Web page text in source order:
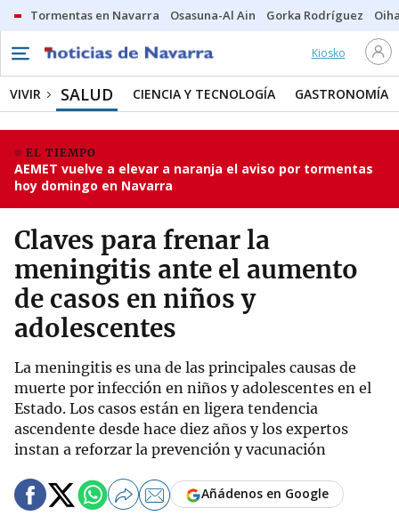
Tormentas en Navarra Osasuna-Al Ain Gorka Rodríguez
Kiosko
VIVIR SALUD CIENCIA Y TECNOLOGÍA GASTRONOMÍA
EL TIEMPO
AEMET vuelve a elevar a naranja el aviso por tormentas
hoy domingo en Navarra
Claves para frenar la
meningitis ante el aumento
de casos en niños y
adolescentes
La meningitis es una de las principales causas de
muerte por infección en niños y adolescentes en el
Estado. Los casos están en ligera tendencia
ascendente desde hace diez años y los expertos
instan a reforzar la prevención y vacunación
Añádenos en Google